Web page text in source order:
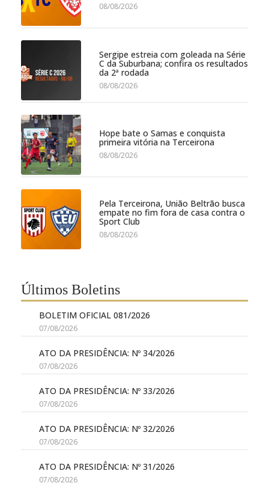
08/08/2026
Sergipe estreia com goleada na Série
C da Suburbana; confira os resultados
da 2ª rodada
08/08/2026
Hope bate o Samas e conquista
primeira vitória na Terceirona
08/08/2026
Pela Terceirona, União Beltrão busca
empate no fim fora de casa contra o
Sport Club
08/08/2026
Últimos Boletins
BOLETIM OFICIAL 081/2026
07/08/2026
ATO DA PRESIDÊNCIA: Nº 34/2026
07/08/2026
ATO DA PRESIDÊNCIA: Nº 33/2026
07/08/2026
ATO DA PRESIDÊNCIA: Nº 32/2026
07/08/2026
ATO DA PRESIDÊNCIA: Nº 31/2026
07/08/2026